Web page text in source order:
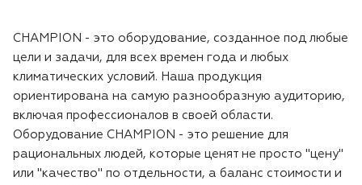
CHAMPION - это оборудование, созданное под любые
цели и задачи, для всех времен года и любых
климатических условий. Наша продукция
ориентирована на самую разнообразную аудиторию,
включая профессионалов в своей области.
Оборудование CHAMPION - это решение для
рациональных людей, которые ценят не просто "цену"
или "качество" по отдельности, а баланс стоимости и